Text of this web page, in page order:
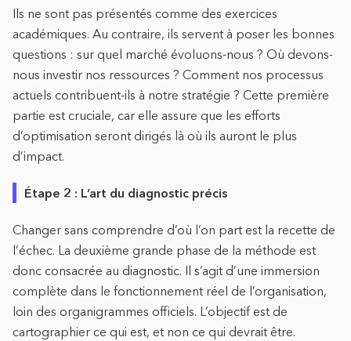
Ils ne sont pas présentés comme des exercices
académiques. Au contraire, ils servent à poser les bonnes
questions : sur quel marché évoluons-nous ? Où devons-
nous investir nos ressources ? Comment nos processus
actuels contribuent-ils à notre stratégie ? Cette première
partie est cruciale, car elle assure que les efforts
d’optimisation seront dirigés là où ils auront le plus
d’impact.
Étape 2 : L’art du diagnostic précis
Changer sans comprendre d’où l’on part est la recette de
l’échec. La deuxième grande phase de la méthode est
donc consacrée au diagnostic. Il s’agit d’une immersion
complète dans le fonctionnement réel de l’organisation,
loin des organigrammes officiels. L’objectif est de
cartographier ce qui est, et non ce qui devrait être.